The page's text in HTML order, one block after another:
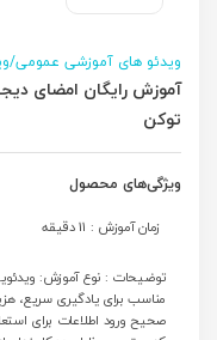
ویدئو های آموزشی عمومی/
آموزش رایگان امضای
توکن
ویژگی‌های محصول
زمان آموزش : 11 دقیقه
توضیحات : نوع آموزش:
مناسب برای یادگیری سریع،
صحیح ورود اطلاعات برای